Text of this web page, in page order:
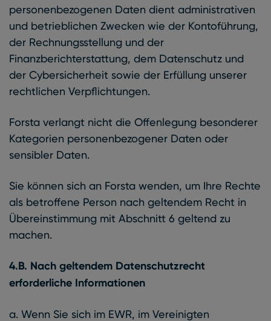
personenbezogenen Daten dient administrativen
und betrieblichen Zwecken wie der Kontoführung,
der Rechnungsstellung und der
Finanzberichterstattung, dem Datenschutz und
der Cybersicherheit sowie der Erfüllung unserer
rechtlichen Verpflichtungen.
Forsta verlangt nicht die Offenlegung besonderer
Kategorien personenbezogener Daten oder
sensibler Daten.
Sie können sich an Forsta wenden, um Ihre Rechte
als betroffene Person nach geltendem Recht in
Übereinstimmung mit Abschnitt 6 geltend zu
machen.
4.B. Nach geltendem Datenschutzrecht
erforderliche Informationen
a. Wenn Sie sich im EWR, im Vereinigten